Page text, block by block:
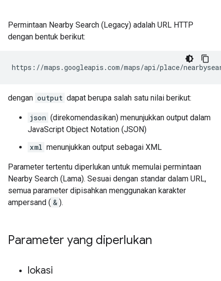
Permintaan Nearby Search (Legacy) adalah URL HTTP
dengan bentuk berikut:
https://maps.googleapis.com/maps/api/place/
dengan output dapat berupa salah satu nilai berikut:
json (direkomendasikan) menunjukkan output dalam
JavaScript Object Notation (JSON)
xml menunjukkan output sebagai XML
Parameter tertentu diperlukan untuk memulai permintaan
Nearby Search (Lama). Sesuai dengan standar dalam URL,
semua parameter dipisahkan menggunakan karakter
ampersand ( & ).
Parameter yang diperlukan
lokasi